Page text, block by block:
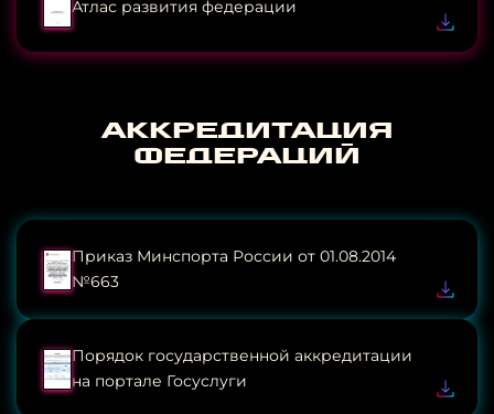
Атлас развития федерации
аккредитация
федераций
Приказ Минспорта России от 01.08.2014
№663
Порядок государственной аккредитации
на портале Госуслуги